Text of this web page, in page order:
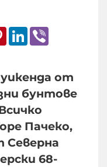
Pinterest
LinkedIn
от
бунтове
Пачеко,
68-